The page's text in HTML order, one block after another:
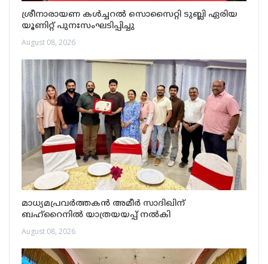
ശ്രീനാരായണ കൾച്ചറൽ സൊസൈറ്റി ടുബ്ലി ഏരിയ
യൂണിറ്റ് പുനഃസംഘടിപ്പിച്ചു
August 08, 2026
മാധ്യമപ്രവർത്തകൻ അമീർ സാദിഖിന്
ബഹ്റൈനിൽ യാത്രയയപ്പ് നൽകി
August 08, 2026